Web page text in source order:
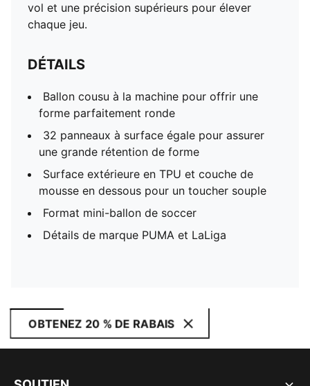
vol et une précision supérieurs pour élever
chaque jeu.
DÉTAILS
Ballon cousu à la machine pour offrir une
forme parfaitement ronde
32 panneaux à surface égale pour assurer
une grande rétention de forme
Surface extérieure en TPU et couche de
mousse en dessous pour un toucher souple
Format mini-ballon de soccer
Détails de marque PUMA et LaLiga
OBTENEZ 20 % DE RABAIS